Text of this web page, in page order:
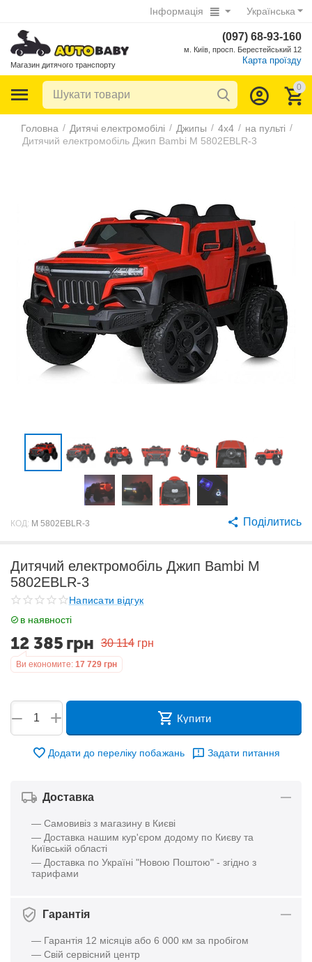
Українська
Інформація
Магазин дитячого транспорту
(097) 68-93-160
м. Київ, просп. Берестейський 12
Карта проїзду
0
Головна / Дитячі електромобілі / Джипы / 4х4 / на пульті /
Дитячий електромобіль Джип Bambi M 5802EBLR-3
КОД: M 5802EBLR-3 Поділитись
Дитячий електромобіль Джип Bambi M
5802EBLR-3
Написати відгук
в наявності
30 114 грн
12 385 грн
Ви економите: 17 729 грн
+
− Купити
Додати до переліку побажань Задати питання
Доставка
— Самовивіз з магазину в Києві
— Доставка нашим кур'єром додому по Києву та
Київській області
— Доставка по Україні "Новою Поштою" - згідно з
тарифами
Гарантія
— Гарантія 12 місяців або 6 000 км за пробігом
— Свій сервісний центр